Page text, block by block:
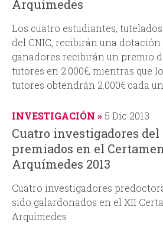
a
Arquímedes
Los cuatro estudiantes,
del CNIC, recibirán una
ganadores recibirán un premio
tutores en 2.000€, mientras que
tutores obtendrán 2.000€ cada
INVESTIGACIÓN 5 Dic 2013
Cuatro investigadores del
premiados en el
Arquímedes 2013
Cuatro investigadores
sido galardonados en el XII
Arquímedes